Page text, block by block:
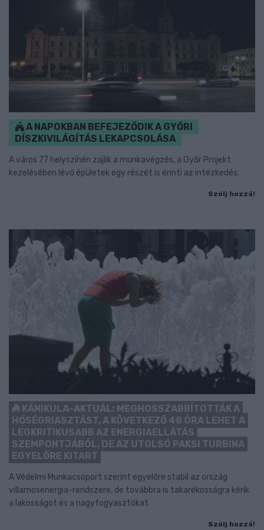
A NAPOKBAN BEFEJEZŐDIK A GYŐRI
DÍSZKIVILÁGÍTÁS LEKAPCSOLÁSA
A város 77 helyszínén zajlik a munkavégzés, a Győr Projekt
kezelésében lévő épületek egy részét is érinti az intézkedés.
Szólj hozzá!
KÁNIKULA-AKTUÁL: MEGHOSSZABBÍTOTTÁK A
HŐSÉGRIASZTÁST, A KÖVETKEZŐ 48 ÓRA LEHET A
LEGKRITIKUSABB AZ ENERGIAELLÁTÁS
SZEMPONTJÁBÓL, DE AZ UTOLSÓ PAKSI TURBINA
EGYELŐRE KITART
A Védelmi Munkacsoport szerint egyelőre stabil az ország
villamosenergia-rendszere, de továbbra is takarékosságra kérik
a lakosságot és a nagyfogyasztókat.
Szólj hozzá!